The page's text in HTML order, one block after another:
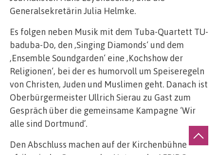
Generalsekretärin Julia Helmke.
Es folgen neben Musik mit dem Tuba-Quartett TU-
baduba-Do, den ‚Singing Diamonds‘ und dem
‚Ensemble Soundgarden‘ eine ‚Kochshow der
Religionen‘, bei der es humorvoll um Speiseregeln
von Christen, Juden und Muslimen geht. Danach ist
Oberbürgermeister Ullrich Sierau zu Gast zum
Gespräch über die gemeinsame Kampagne ‘Wir
alle sind Dortmund’.
Den Abschluss machen auf der Kirchenbühne